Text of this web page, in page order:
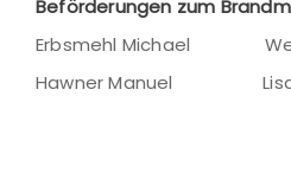
Beförderungen zum
Erbsmehl Michael
Hawner Manuel